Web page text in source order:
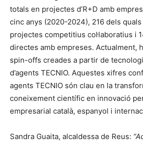
totals en projectes d’R+D amb
cinc anys (2020-2024), 216 dels
projectes competitius col·laboratius i
directes amb empreses. Actualment,
spin-offs creades a partir de
d’agents TECNIO. Aquestes xifres
agents TECNIO són clau en la
coneixement científic en innovació
empresarial català, espanyol i
Sandra Guaita, alcaldessa de Reus: